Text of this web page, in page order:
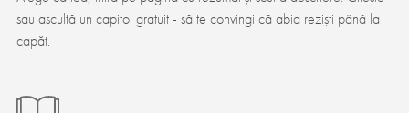
sau ascultă un capitol gratuit - să te convingi că abia reziști până la
capăt.